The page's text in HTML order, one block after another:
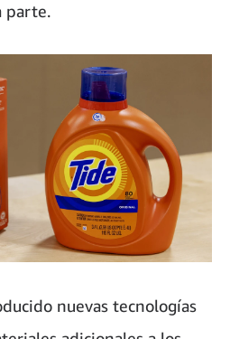
parte.
nuevas tecnologías